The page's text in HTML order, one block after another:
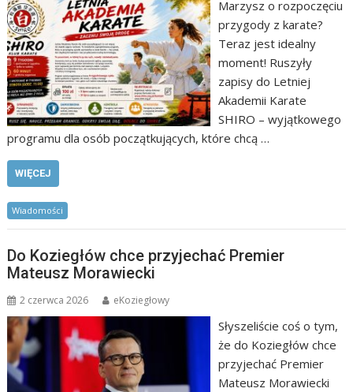
Marzysz o rozpoczęciu
przygody z karate?
Teraz jest idealny
moment! Ruszyły
zapisy do Letniej
Akademii Karate
SHIRO – wyjątkowego
programu dla osób początkujących, które chcą …
WIĘCEJ
Wiadomości
Do Koziegłów chce przyjechać Premier
Mateusz Morawiecki
2 czerwca 2026 eKoziegłowy
Słyszeliście coś o tym,
że do Koziegłów chce
przyjechać Premier
Mateusz Morawiecki